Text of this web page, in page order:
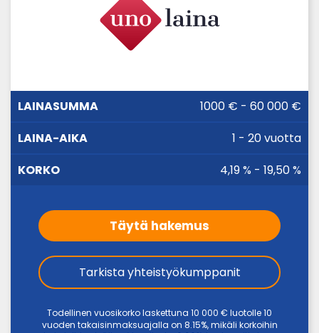
LAINASUMMA KORKO1000 € - 60 000 €
1 - 20 vuotta
4,19 % - 19,50 %
Täytä hakemus
Tarkista yhteistyökumppanit
Todellinen vuosikorko laskettuna 10 000 € luotolle 10
vuoden takaisinmaksuajalla on 8.15%, mikäli korkoihin